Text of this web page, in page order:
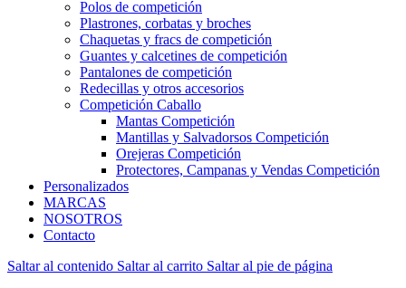
Polos de competición
Plastrones, corbatas y broches
Chaquetas y fracs de competición
Guantes y calcetines de competición
Pantalones de competición
Redecillas y otros accesorios
Competición Caballo
Mantas Competición
Mantillas y Salvadorsos Competición
Orejeras Competición
Protectores, Campanas y Vendas Competición
Personalizados
MARCAS
NOSOTROS
Contacto
Saltar al contenido Saltar al carrito Saltar al pie de página